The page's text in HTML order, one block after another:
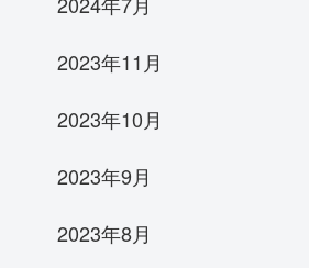
2023年11月
2023年10月
2023年9月
2023年8月